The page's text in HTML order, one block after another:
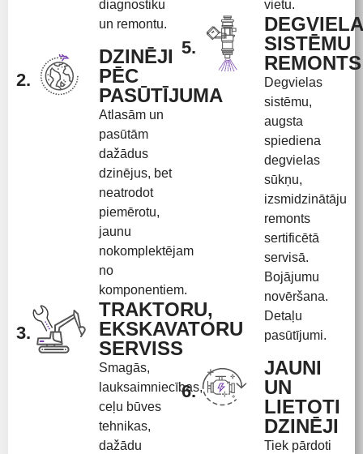
diagnostiku
un remontu.
2.
DZINĒJI
PĒC
PASŪTĪJUMA
Atlasām un
pasūtām
dažādus
dzinējus, bet
neatrodot
piemērotu,
jaunu
nokomplektējam
no
komponentiem.
3.
TRAKTORU,
EKSKAVATORU
SERVISS
Smagās,
lauksaimniecības,
ceļu būves
tehnikas,
dažādu
vietu.
5.
SISTĒMU
REMONTS
Degvielas
sistēmu,
augsta
spiediena
degvielas
sūkņu,
izsmidzinātāju
remonts
sertificētā
servisā.
Bojājumu
novēršana.
Detaļu
pasūtījumi.
6.
JAUNI
UN
LIETOTI
DZINĒJI
Tiek pārdoti